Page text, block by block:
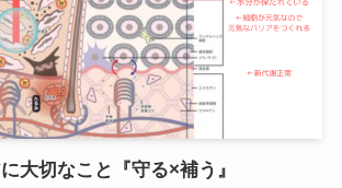
大切なこと『守る×補う』